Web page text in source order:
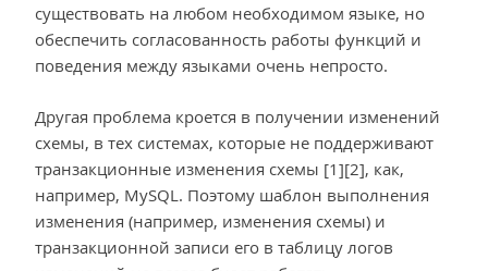
существовать на любом необходимом языке, но
обеспечить согласованность работы функций и
поведения между языками очень непросто.
Другая проблема кроется в получении изменений
схемы, в тех системах, которые не поддерживают
транзакционные изменения схемы [1][2], как,
например, MySQL. Поэтому шаблон выполнения
изменения (например, изменения схемы) и
транзакционной записи его в таблицу логов